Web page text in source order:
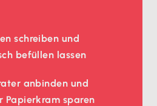
schreiben und
befüllen lassen
anbinden und
Papierkram sparen